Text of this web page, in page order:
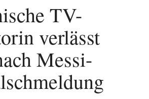
TV-
verlässt
Messi-